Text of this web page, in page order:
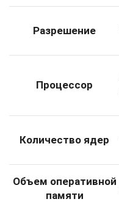
Разрешение
Процессор
Количество ядер
Объем оперативной
памяти